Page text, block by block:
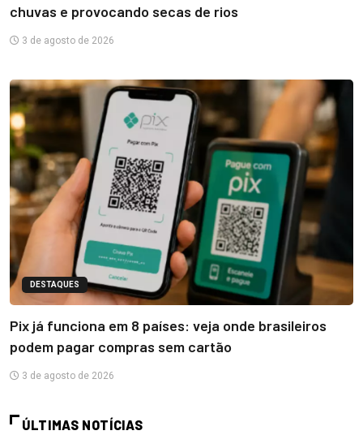
chuvas e provocando secas de rios
3 de agosto de 2026
DESTAQUES
Pix já funciona em 8 países: veja onde brasileiros
podem pagar compras sem cartão
3 de agosto de 2026
ÚLTIMAS NOTÍCIAS